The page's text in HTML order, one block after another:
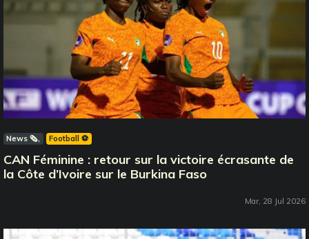
News 🗞️ Football ⚽️
CAN Féminine : retour sur la victoire écrasante de
la Côte d’Ivoire sur le Burkina Faso
Mar, 28 Jul 2026